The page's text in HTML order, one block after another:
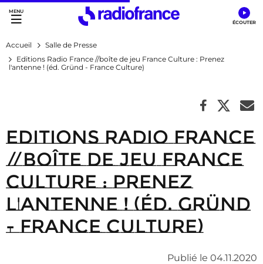
Accès direct :
Menu principal
Contenu
Accueil
Salle de Presse
Editions Radio France //boîte de jeu France Culture : Prenez
l'antenne ! (éd. Gründ - France Culture)
Editions Radio France
//boîte de jeu France
Culture : Prenez
l'antenne ! (éd. Gründ
- France Culture)
Publié le 04.11.2020